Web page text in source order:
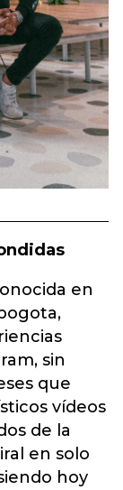
en
sin
que
vídeos
de la
en solo
hoy